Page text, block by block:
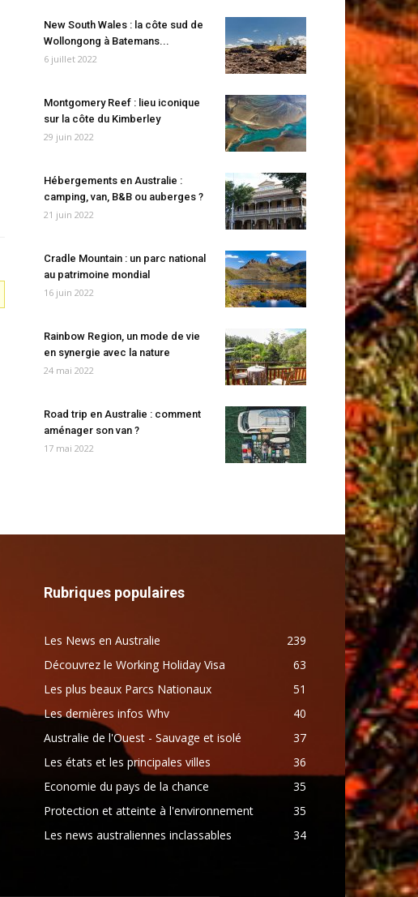
New South Wales : la côte sud de
Wollongong à Batemans...
6 juillet 2022
Montgomery Reef : lieu iconique
sur la côte du Kimberley
29 juin 2022
Hébergements en Australie :
camping, van, B&B ou auberges ?
21 juin 2022
Cradle Mountain : un parc national
au patrimoine mondial
16 juin 2022
Rainbow Region, un mode de vie
en synergie avec la nature
24 mai 2022
Road trip en Australie : comment
aménager son van ?
17 mai 2022
Rubriques populaires
Les News en Australie
239
Découvrez le Working Holiday Visa
63
Les plus beaux Parcs Nationaux
51
Les dernières infos Whv
40
Australie de l'Ouest - Sauvage et isolé
37
Les états et les principales villes
36
Economie du pays de la chance
35
Protection et atteinte à l'environnement
35
Les news australiennes inclassables
34